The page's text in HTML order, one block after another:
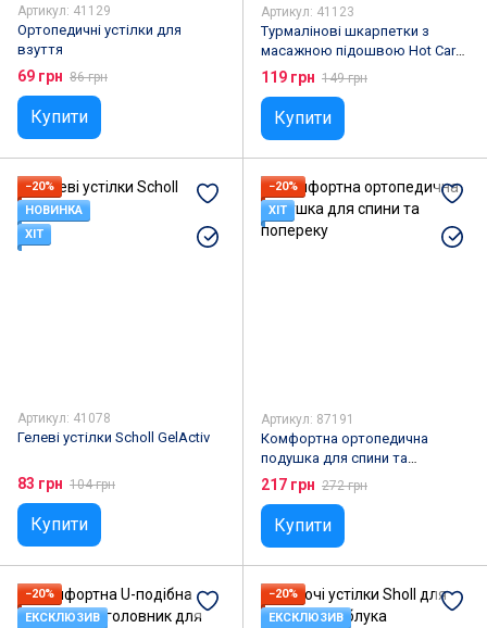
Артикул: 41129
Ортопедичні устілки для
взуття
69 грн 86 грн
Купити
Артикул: 41123
Турмалінові шкарпетки з
масажною підошвою Hot Care,
чорні
119 грн 149 грн
Купити
−20%
НОВИНКА
ХІТ
Артикул: 41078
Гелеві устілки Scholl GelActiv
83 грн 104 грн
Купити
−20%
ХІТ
Артикул: 87191
Комфортна ортопедична
подушка для спини та
попереку
217 грн 272 грн
Купити
−20%
ЕКСКЛЮЗИВ
−20%
ЕКСКЛЮЗИВ